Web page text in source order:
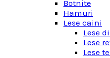
Botnite
Hamuri
Lese caini
Lese
Lese
Lese